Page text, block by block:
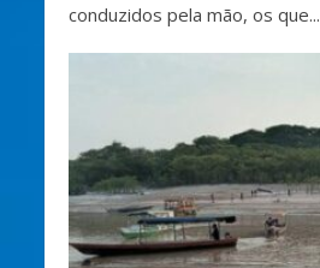
conduzidos pela mão, os que...